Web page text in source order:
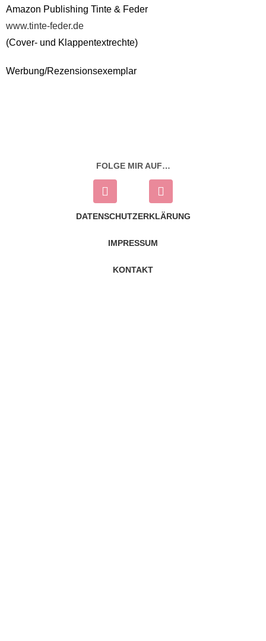
Amazon Publishing Tinte & Feder
www.tinte-feder.de
(Cover- und Klappentextrechte)
Werbung/Rezensionsexemplar
FOLGE MIR AUF…
DATENSCHUTZERKLÄRUNG
IMPRESSUM
KONTAKT